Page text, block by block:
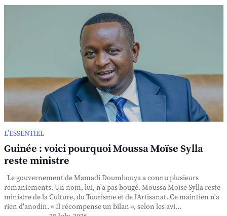
L’ESSENTIEL
Guinée : voici pourquoi Moussa Moïse Sylla
reste ministre
Le gouvernement de Mamadi Doumbouya a connu plusieurs
remaniements. Un nom, lui, n'a pas bougé. Moussa Moïse Sylla reste
ministre de la Culture, du Tourisme et de l'Artisanat. Ce maintien n'a
rien d'anodin. « Il récompense un bilan », selon les avi...